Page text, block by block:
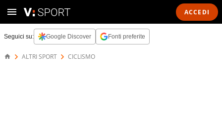
ACCEDI
Seguici su: Google Discover Fonti preferite
ALTRI SPORT CICLISMO